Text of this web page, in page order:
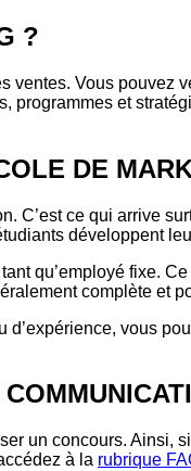
?
Vous pouvez
programmes et
DE
C’est ce qui arrive
développent
qu’employé fixe.
complète et
vous
un concours. Ainsi,
à la rubrique